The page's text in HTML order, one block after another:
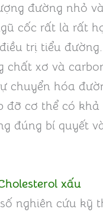
đường nhỏ
cốc rất là rất
trị tiểu đường.
chất xơ và
chuyển hóa
đỡ cơ thể có khả
đúng bí quyết
xấu
nghiên cứu kỹ